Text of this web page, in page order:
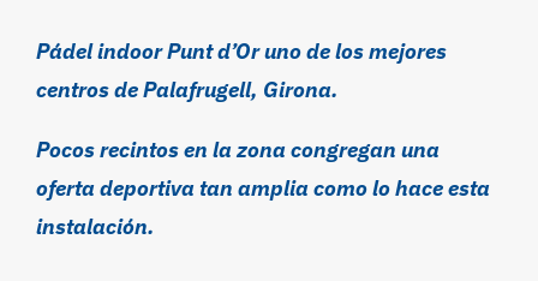
Pádel indoor Punt d’Or uno de los mejores
centros de Palafrugell, Girona.
Pocos recintos en la zona congregan una
oferta deportiva tan amplia como lo hace esta
instalación.